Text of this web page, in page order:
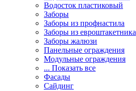
Водосток пластиковый
Заборы
Заборы из профнастила
Заборы из евроштакетника
Заборы жалюзи
Панельные ограждения
Модульные ограждения
... Показать все
Фасады
Сайдинг